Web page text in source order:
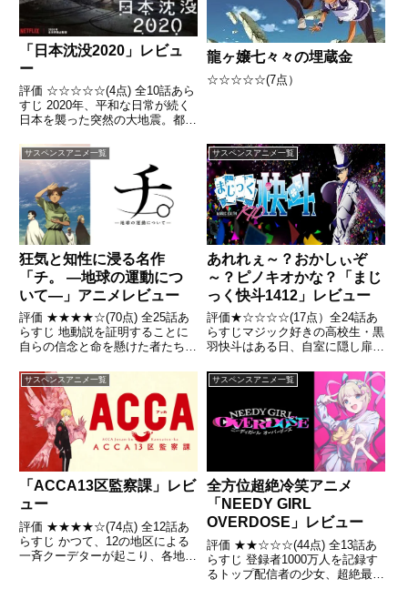
「日本沈没2020」レビュ
ー
評価 ☆☆☆☆☆(4点) 全10話あら
すじ 2020年、平和な日常が続く
日本を襲った突然の大地震。都内
歩(あゆむ)と剛(ごう)の姉弟は引
用- Wikipedia
龍ヶ嬢七々々の埋蔵金
☆☆☆☆☆(7点）
サスペンスアニメ一覧
狂気と知性に浸る名作
「チ。 ―地球の運動につ
いて―」アニメレビュー
評価 ★★★★☆(70点) 全25話あ
らすじ 地動説を証明することに
自らの信念と命を懸けた者たちの
サスペンスアニメ一覧
あれれぇ～？おかしぃぞ
～？ピノキオかな？「まじ
っく快斗1412」レビュー
評価★☆☆☆☆(17点）全24話あ
らすじマジック好きの高校生・黒
羽快斗はある日、自室に隠し扉が
年前にマジックの最中に事故死し
た世界的マジシャンの父・黒羽盗
一が仕掛けた最後のマジックだっ
た
サスペンスアニメ一覧
「ACCA13区監察課」レビ
ュー
評価 ★★★★☆(74点) 全12話あ
らすじ かつて、12の地区による
一斉クーデターが起こり、各地区
サスペンスアニメ一覧
全方位超絶冷笑アニメ
「NEEDY GIRL
OVERDOSE」レビュー
評価 ★★☆☆☆(44点) 全13話あ
らすじ 登録者1000万人を記録す
るトップ配信者の少女、超絶最か